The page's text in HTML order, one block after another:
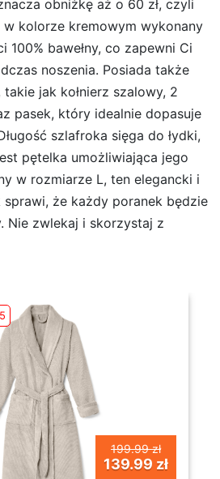
obniżkę aż o 60 zł, czyli
w kolorze kremowym wykonany
100% bawełny, co zapewni Ci
noszenia. Posiada także
jak kołnierz szalowy, 2
pasek, który idealnie dopasuje
szlafroka sięga do łydki,
pętelka umożliwiająca jego
w rozmiarze L, ten elegancki i
że każdy poranek będzie
Nie zwlekaj i skorzystaj z
199.99 zł
139.99 zł